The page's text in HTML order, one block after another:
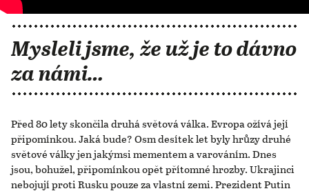
Mysleli jsme, že už je to dávno
za námi…
Před 80 lety skončila druhá světová válka. Evropa ožívá její
připomínkou. Jaká bude? Osm desítek let byly hrůzy druhé
světové války jen jakýmsi mementem a varováním. Dnes
jsou, bohužel, připomínkou opět přítomné hrozby. Ukrajinci
nebojují proti Rusku pouze za vlastní zemi. Prezident Putin